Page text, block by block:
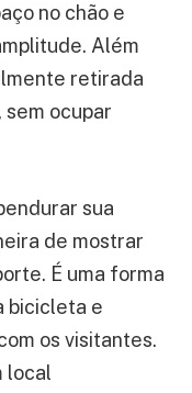
no chão e
Além
retirada
ocupar
sua
de mostrar
É uma forma
bicicleta e
os visitantes.
local